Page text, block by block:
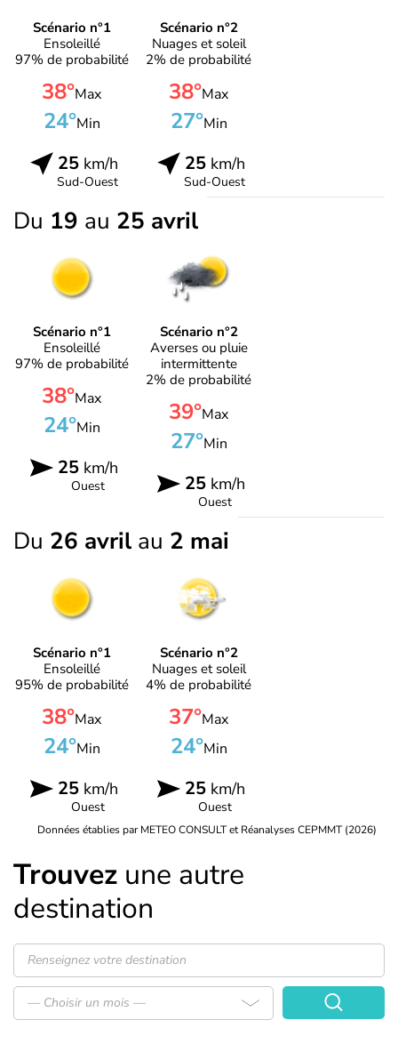
Scénario n°1
Ensoleillé
97% de probabilité
38°Max
24°Min
25km/h
Sud-Ouest
Scénario n°2
Nuages et soleil
2% de probabilité
38°Max
27°Min
25km/h
Sud-Ouest
Du 19 au 25 avril
Scénario n°1
Ensoleillé
97% de probabilité
38°Max
24°Min
25km/h
Ouest
Scénario n°2
Averses ou pluie
intermittente
2% de probabilité
39°Max
27°Min
25km/h
Ouest
Du 26 avril au 2 mai
Scénario n°1
Ensoleillé
95% de probabilité
38°Max
24°Min
25km/h
Ouest
Scénario n°2
Nuages et soleil
4% de probabilité
37°Max
24°Min
25km/h
Ouest
Données établies par METEO CONSULT et Réanalyses CEPMMT (2026)
Trouvez une autre
destination
— Choisir un mois —